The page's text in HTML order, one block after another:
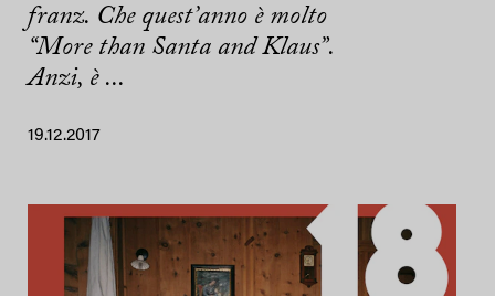
franz. Che quest’anno è molto
“More than Santa and Klaus”.
Anzi, è ...
19.12.2017